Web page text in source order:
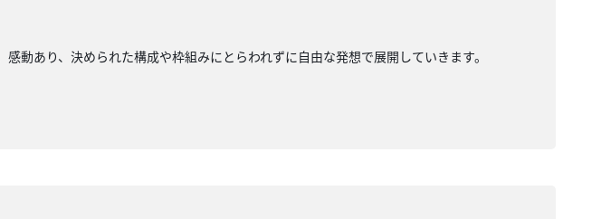
動あり、決められた構成や枠組みにとらわれずに自由な発想で展開していきます。